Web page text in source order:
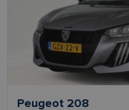
Peugeot 208